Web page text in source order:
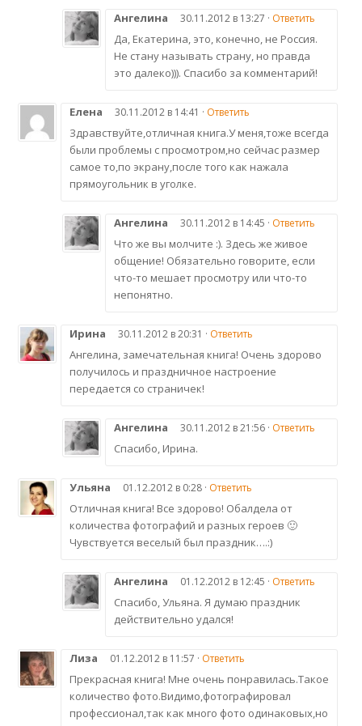
Ангелина 30.11.2012 в 13:27 · Ответить
Да, Екатерина, это, конечно, не Россия.
Не стану называть страну, но правда
это далеко))). Спасибо за комментарий!
Елена 30.11.2012 в 14:41 · Ответить
Здравствуйте,отличная книга.У меня,тоже всегда
были проблемы с просмотром,но сейчас размер
самое то,по экрану,после того как нажала
прямоугольник в уголке.
Ангелина 30.11.2012 в 14:45 · Ответить
Что же вы молчите :). Здесь же живое
общение! Обязательно говорите, если
что-то мешает просмотру или что-то
непонятно.
Ирина 30.11.2012 в 20:31 · Ответить
Ангелина, замечательная книга! Очень здорово
получилось и праздничное настроение
передается со страничек!
Ангелина 30.11.2012 в 21:56 · Ответить
Спасибо, Ирина.
Ульяна 01.12.2012 в 0:28 · Ответить
Отличная книга! Все здорово! Обалдела от
количества фотографий и разных героев 🙂
Чувствуется веселый был праздник….:)
Ангелина 01.12.2012 в 12:45 · Ответить
Спасибо, Ульяна. Я думаю праздник
действительно удался!
Лиза 01.12.2012 в 11:57 · Ответить
Прекрасная книга! Мне очень понравилась.Такое
количество фото.Видимо,фотографировал
профессионал,так как много фото одинаковых,но